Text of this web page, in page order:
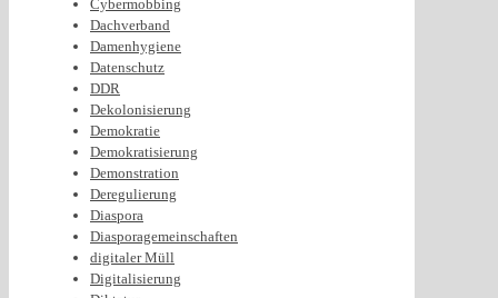
Cybermobbing
Dachverband
Damenhygiene
Datenschutz
DDR
Dekolonisierung
Demokratie
Demokratisierung
Demonstration
Deregulierung
Diaspora
Diasporagemeinschaften
digitaler Müll
Digitalisierung